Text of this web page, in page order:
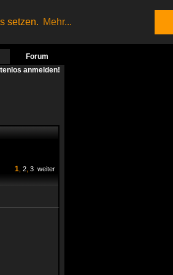
setzen. Mehr...
Forum
anmelden!
1 2 3 weiter